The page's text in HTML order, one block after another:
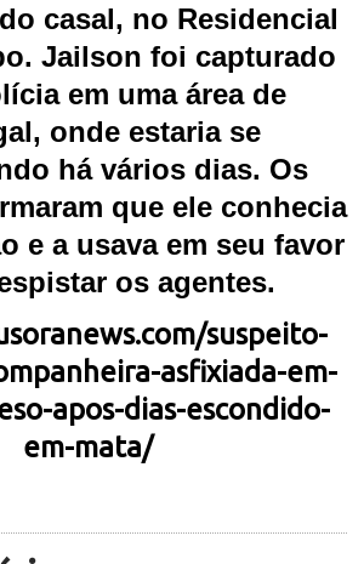
casal, no Residencial
Jailson foi capturado
em uma área de
onde estaria se
há vários dias. Os
que ele conhecia
e a usava em seu favor
os agentes.
suspeito-
asfixiada-em-
apos-dias-escondido-
em-mata/